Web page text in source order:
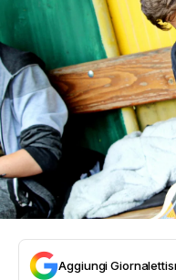
Aggiungi